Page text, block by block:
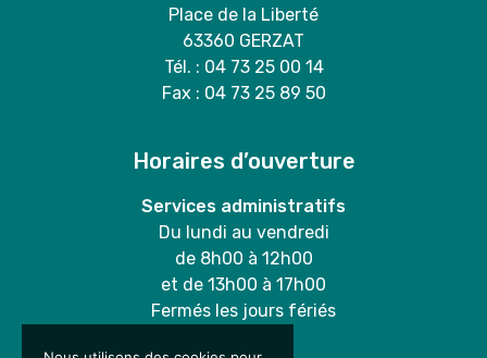
Place de la Liberté
63360 GERZAT
Tél. : 04 73 25 00 14
Fax : 04 73 25 89 50
Horaires d’ouverture
Services administratifs
Du lundi au vendredi
de 8h00 à 12h00
et de 13h00 à 17h00
Fermés les jours fériés